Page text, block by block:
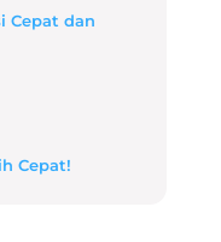
Cepat dan
Cepat!